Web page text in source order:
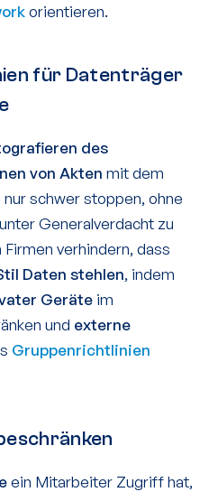
orientieren.
für Datenträger
des
von Akten mit dem
schwer stoppen, ohne
Generalverdacht zu
verhindern, dass
Daten stehlen, indem
Geräte im
und externe
Gruppenrichtlinien
ein Mitarbeiter Zugriff hat,